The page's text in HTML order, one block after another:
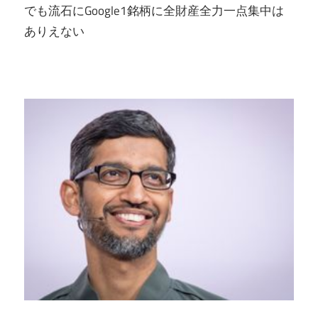
でも流石にGoogle1銘柄に全財産全力一点集中は
ありえない